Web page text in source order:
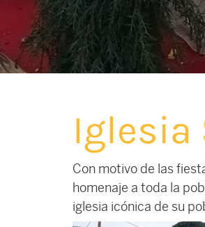
Iglesia
Con motivo de las
homenaje a toda la
iglesia icónica de su